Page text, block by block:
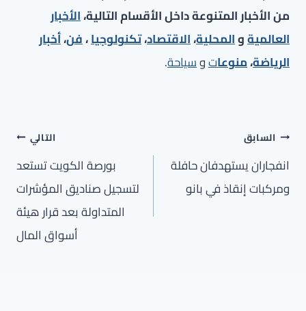
من الأخبار المتنوعة داخل الأقسام التالية،الأخبار
العالميةوالمحلية،الاقتصاد،تكنولوجيا،فن،أخبار
الرياضة،منوعاتوسياحة.
تصفّح
المقالات
السابق
انفجاران يستهدفان حافلة
ومركبات إنقاذ في بانو
التالي
بورصة الكويت تستعد
لتسجيل صناديق المؤشرات
المتداولة بعد قرار هيئة
أسواق المال